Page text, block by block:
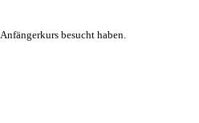
besucht haben.